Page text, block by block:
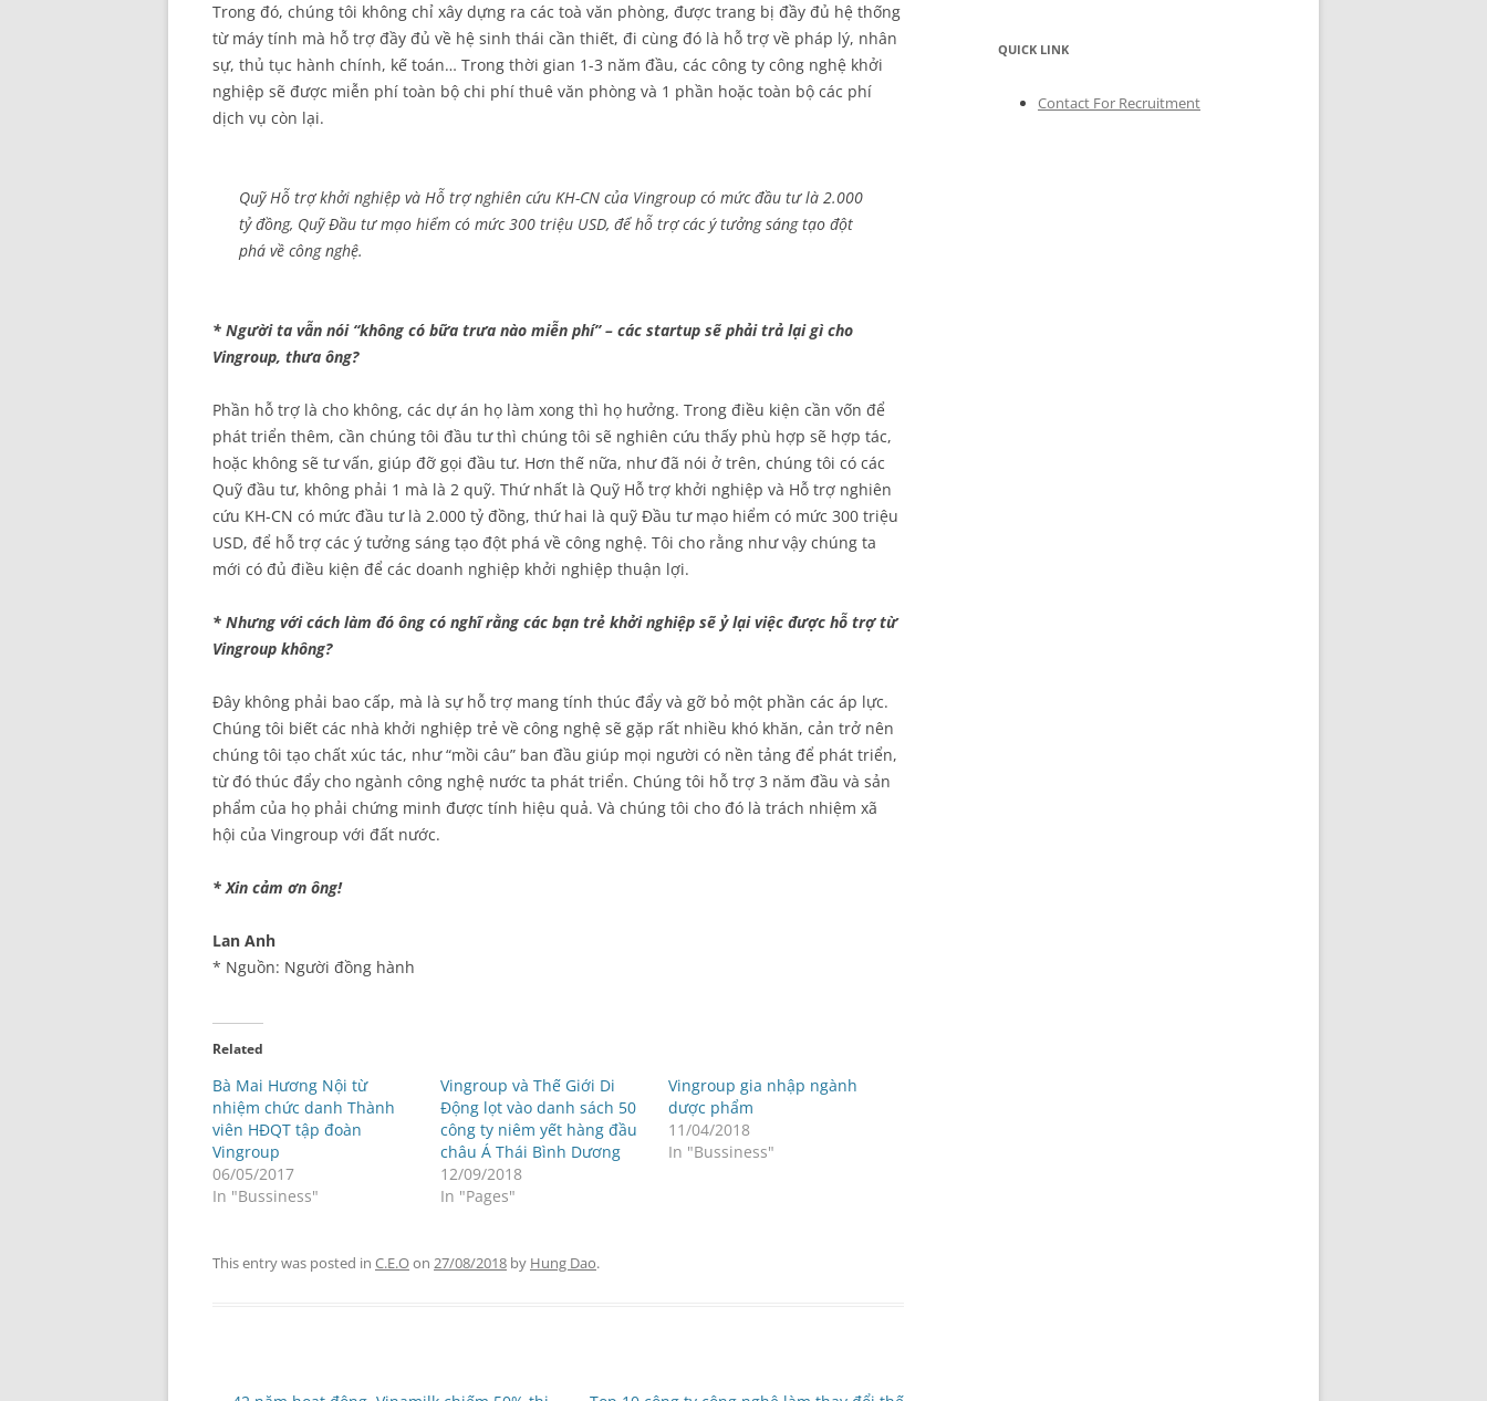
Trong đó, chúng tôi không chỉ xây dựng ra các toà văn phòng, được trang bị đầy đủ hệ thống
từ máy tính mà hỗ trợ đầy đủ về hệ sinh thái cần thiết, đi cùng đó là hỗ trợ về pháp lý, nhân
sự, thủ tục hành chính, kế toán… Trong thời gian 1-3 năm đầu, các công ty công nghệ khởi
nghiệp sẽ được miễn phí toàn bộ chi phí thuê văn phòng và 1 phần hoặc toàn bộ các phí
dịch vụ còn lại.
Quỹ Hỗ trợ khởi nghiệp và Hỗ trợ nghiên cứu KH-CN của Vingroup có mức đầu tư là 2.000
tỷ đồng, Quỹ Đầu tư mạo hiểm có mức 300 triệu USD, để hỗ trợ các ý tưởng sáng tạo đột
phá về công nghệ.
* Người ta vẫn nói “không có bữa trưa nào miễn phí” – các startup sẽ phải trả lại gì cho
Vingroup, thưa ông?
Phần hỗ trợ là cho không, các dự án họ làm xong thì họ hưởng. Trong điều kiện cần vốn để
phát triển thêm, cần chúng tôi đầu tư thì chúng tôi sẽ nghiên cứu thấy phù hợp sẽ hợp tác,
hoặc không sẽ tư vấn, giúp đỡ gọi đầu tư. Hơn thế nữa, như đã nói ở trên, chúng tôi có các
Quỹ đầu tư, không phải 1 mà là 2 quỹ. Thứ nhất là Quỹ Hỗ trợ khởi nghiệp và Hỗ trợ nghiên
cứu KH-CN có mức đầu tư là 2.000 tỷ đồng, thứ hai là quỹ Đầu tư mạo hiểm có mức 300 triệu
USD, để hỗ trợ các ý tưởng sáng tạo đột phá về công nghệ. Tôi cho rằng như vậy chúng ta
mới có đủ điều kiện để các doanh nghiệp khởi nghiệp thuận lợi.
* Nhưng với cách làm đó ông có nghĩ rằng các bạn trẻ khởi nghiệp sẽ ỷ lại việc được hỗ trợ từ
Vingroup không?
Đây không phải bao cấp, mà là sự hỗ trợ mang tính thúc đẩy và gỡ bỏ một phần các áp lực.
Chúng tôi biết các nhà khởi nghiệp trẻ về công nghệ sẽ gặp rất nhiều khó khăn, cản trở nên
chúng tôi tạo chất xúc tác, như “mồi câu” ban đầu giúp mọi người có nền tảng để phát triển,
từ đó thúc đẩy cho ngành công nghệ nước ta phát triển. Chúng tôi hỗ trợ 3 năm đầu và sản
phẩm của họ phải chứng minh được tính hiệu quả. Và chúng tôi cho đó là trách nhiệm xã
hội của Vingroup với đất nước.
* Xin cảm ơn ông!
Lan Anh
* Nguồn: Người đồng hành
Related
Bà Mai Hương Nội từ
nhiệm chức danh Thành
viên HĐQT tập đoàn
Vingroup
06/05/2017
In "Bussiness"
Vingroup và Thế Giới Di
Động lọt vào danh sách 50
công ty niêm yết hàng đầu
châu Á Thái Bình Dương
12/09/2018
In "Pages"
Vingroup gia nhập ngành
dược phẩm
11/04/2018
In "Bussiness"
This entry was posted in C.E.Oon 27/08/2018 by Hung Dao.
QUICK LINK
Contact For Recruitment